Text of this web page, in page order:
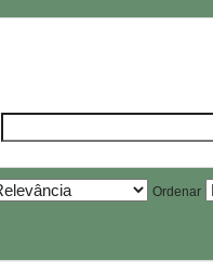
Ordenar